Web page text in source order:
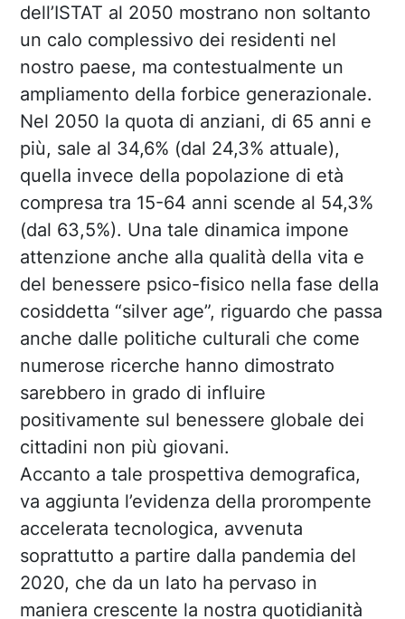
dell’ISTAT al 2050 mostrano non soltanto
un calo complessivo dei residenti nel
nostro paese, ma contestualmente un
ampliamento della forbice generazionale.
Nel 2050 la quota di anziani, di 65 anni e
più, sale al 34,6% (dal 24,3% attuale),
quella invece della popolazione di età
compresa tra 15-64 anni scende al 54,3%
(dal 63,5%). Una tale dinamica impone
attenzione anche alla qualità della vita e
del benessere psico-fisico nella fase della
cosiddetta “silver age”, riguardo che passa
anche dalle politiche culturali che come
numerose ricerche hanno dimostrato
sarebbero in grado di influire
positivamente sul benessere globale dei
cittadini non più giovani.
Accanto a tale prospettiva demografica,
va aggiunta l’evidenza della prorompente
accelerata tecnologica, avvenuta
soprattutto a partire dalla pandemia del
2020, che da un lato ha pervaso in
maniera crescente la nostra quotidianità